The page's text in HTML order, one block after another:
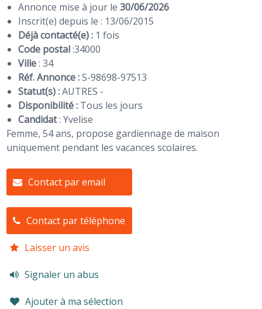
Annonce mise à jour le30/06/2026
Inscrit(e) depuis le : 13/06/2015
Déjà contacté(e) : 1 fois
Code postal:34000
Ville: 34
Réf. Annonce :S-98698-97513
Statut(s) :AUTRES -
Disponibilité : Tous les jours
Candidat:Yvelise
Femme, 54 ans, propose gardiennage de maison
uniquement pendant les vacances scolaires.
Contact par email
Contact par téléphone
Laisser un avis
Signaler un abus
Ajouter à ma sélection